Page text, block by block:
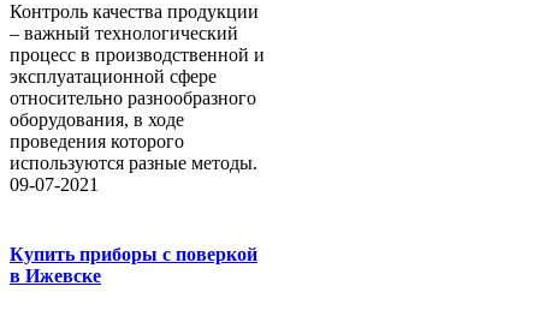
Контроль качества продукции
– важный технологический
процесс в производственной и
эксплуатационной сфере
относительно разнообразного
оборудования, в ходе
проведения которого
используются разные методы.
09-07-2021
Купить приборы с поверкой
в Ижевске